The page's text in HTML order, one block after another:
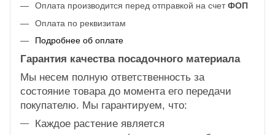
Оплата производится перед отправкой на счетФОП
Оплата по реквизитам
Подробнее об оплате
Гарантия качества посадочного материала
Мы несем полную ответственность за
состояние товара до момента его передачи
покупателю. Мы гарантируем, что:
Каждое растение является